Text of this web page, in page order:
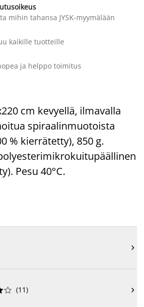
mihin tahansa JYSK-myymälään
kaikille tuotteille
ja helppo toimitus
cm kevyellä, ilmavalla
spiraalinmuotoista
% kierrätetty), 850 g.
Pesu 40°C.


 (11) 